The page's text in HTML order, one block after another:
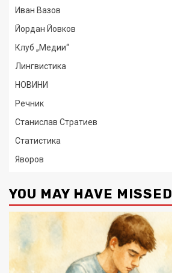
Иван Вазов
Йордан Йовков
Клуб „Медии“
Лингвистика
НОВИНИ
Речник
Станислав Стратиев
Статистика
Яворов
YOU MAY HAVE MISSED